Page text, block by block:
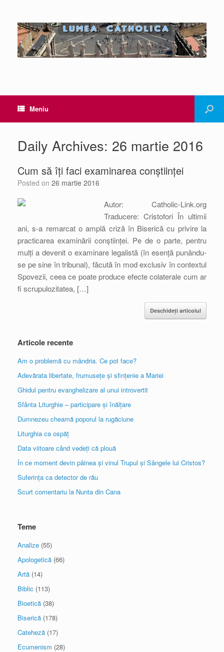
Meniu
Daily Archives: 26 martie 2016
Cum să îți faci examinarea conștiinței
Posted on 26 martie 2016
Autor: Catholic-Link.org
Traducere: Cristofori În ultimii
ani, s-a remarcat o amplă criză în Biserică cu privire la
practicarea examinării conștiinței. Pe de o parte, pentru
mulți a devenit o examinare legalistă (în esență punându-
se pe sine în tribunal), făcută în mod exclusiv în contextul
Spovezii, ceea ce poate produce efecte colaterale cum ar
fi scrupulozitatea, […]
Deschideți articolul
Articole recente
Am o problemă cu mândria. Ce pot face?
Adevărata libertate, frumusețe și sfințenie a Mariei
Ghidul pentru evanghelizare al unui introvertit
Sfânta Liturghie – participare și înălțare
Dumnezeu cheamă poporul la rugăciune
Liturghia ca ospăț
Data viitoare când vedeți că plouă
În ce moment devin pâinea și vinul Trupul și Sângele lui Cristos?
Suferința ca detector de rău
Scurt comentariu la Nunta din Cana
Teme
Analize (55)
Apologetică (66)
Artă (14)
Biblic (113)
Bioetică (38)
Biserică (178)
Cateheză (17)
Ecumenism (28)